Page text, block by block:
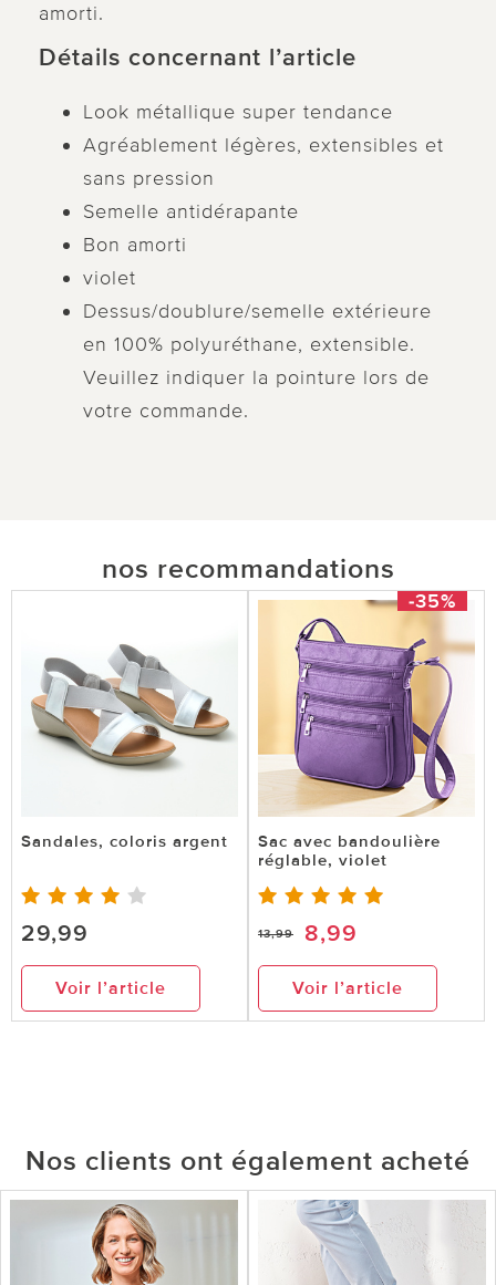
amorti.
Détails concernant l’article
Look métallique super tendance
Agréablement légères, extensibles et
sans pression
Semelle antidérapante
Bon amorti
violet
Dessus/doublure/semelle extérieure
en 100% polyuréthane, extensible.
Veuillez indiquer la pointure lors de
votre commande.
nos recommandations
Sandales, coloris argent
29,99
Voir l’article
-35%
Sac avec bandoulière
réglable, violet
13,99 8,99
Voir l’article
Nos clients ont également acheté